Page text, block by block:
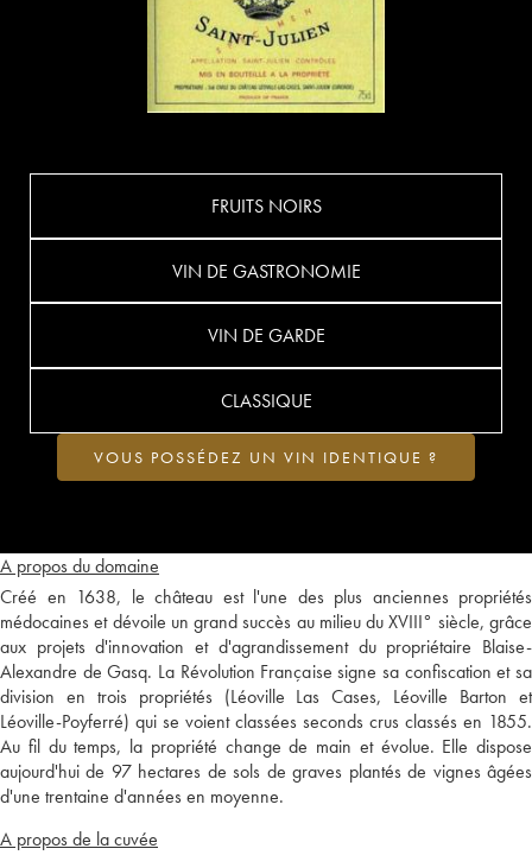
A propos du domaine
Créé en 1638, le château est l'une des plus anciennes propriétés
médocaines et dévoile un grand succès au milieu du XVIII° siècle, grâce
aux projets d'innovation et d'agrandissement du propriétaire Blaise-
Alexandre de Gasq. La Révolution Française signe sa confiscation et sa
division en trois propriétés (Léoville Las Cases, Léoville Barton et
Léoville-Poyferré) qui se voient classées seconds crus classés en 1855.
Au fil du temps, la propriété change de main et évolue. Elle dispose
aujourd'hui de 97 hectares de sols de graves plantés de vignes âgées
d'une trentaine d'années en moyenne.
A propos de la cuvée
FRUITS NOIRS
VIN DE GASTRONOMIE
VIN DE GARDE
CLASSIQUE
VOUS POSSÉDEZ UN VIN IDENTIQUE ?